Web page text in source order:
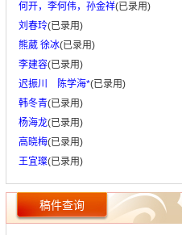
何开，李何伟，孙金祥(已录用)
刘春玲(已录用)
熊葳 徐冰(已录用)
李建容(已录用)
迟振川 陈学海*(已录用)
韩冬青(已录用)
杨海龙(已录用)
高晓梅(已录用)
王宜璨(已录用)
稿件查询